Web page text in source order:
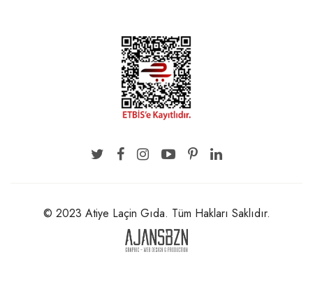
© 2023 Atiye Laçin Gıda. Tüm Hakları Saklıdır.